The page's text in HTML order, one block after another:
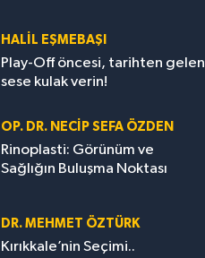
HALIL EŞMEBAŞI
Play-Off öncesi, tarihten gelen
sese kulak verin!
OP. DR. NECIP SEFA ÖZDEN
Rinoplasti: Görünüm ve
Sağlığın Buluşma Noktası
DR. MEHMET ÖZTÜRK
Kırıkkale’nin Seçimi..